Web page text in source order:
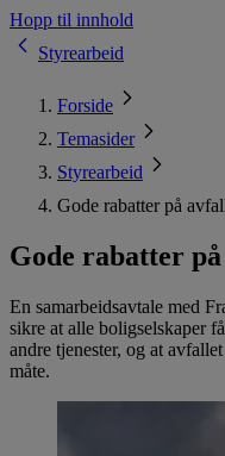
Hopp til innhold
Styrearbeid
Forside
Temasider
Styrearbeid
Gode rabatter på
Gode rabatter
En samarbeidsavtale med
sikre at alle boligselskaper
andre tjenester, og at
måte.